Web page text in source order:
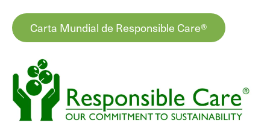
Carta Mundial de Responsible Care®